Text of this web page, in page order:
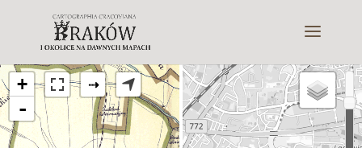
+
-
⇢